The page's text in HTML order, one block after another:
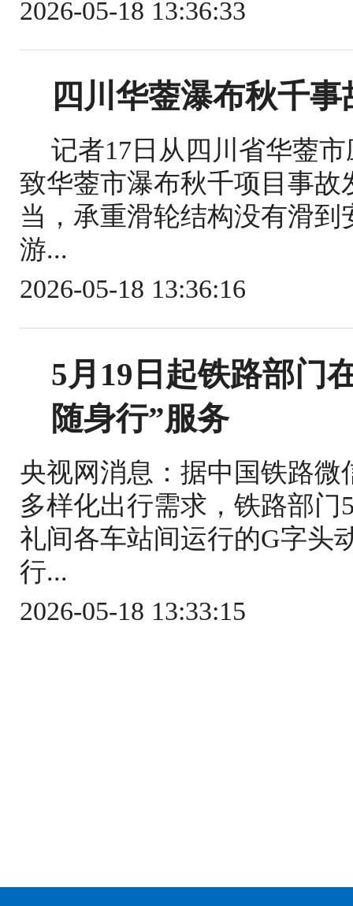
2026-05-18 13:36:33
四川华蓥瀑布秋千
记者17日从四川省华蓥
致华蓥市瀑布秋千项目事
当，承重滑轮结构没有滑
游...
2026-05-18 13:36:16
5月19日起铁路部门
随身行”服务
央视网消息：据中国铁路
多样化出行需求，铁路部门
礼间各车站间运行的G字头
行...
2026-05-18 13:33:15